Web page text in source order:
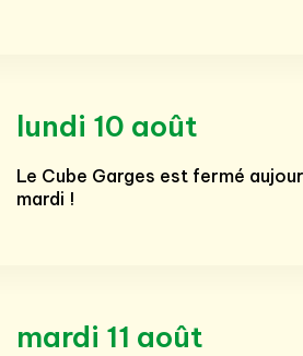
lundi 10 août
Le Cube Garges est fermé
mardi !
mardi 11 août